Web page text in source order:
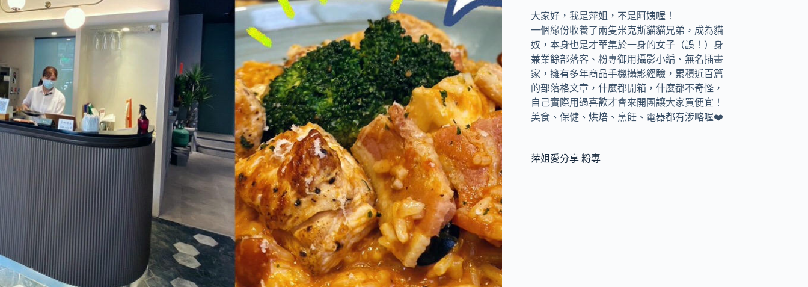
大家好，我是萍姐，不是阿姨喔！
一個緣份收養了兩隻米克斯貓貓兄弟，成為貓
奴，本身也是才華集於一身的女子（誤！）身
兼業餘部落客、粉專御用攝影小編、無名插畫
家，擁有多年商品手機攝影經驗，累積近百篇
的部落格文章，什麼都開箱，什麼都不奇怪，
自己實際用過喜歡才會來開團讓大家買便宜！
美食、保健、烘焙、烹飪、電器都有涉略喔❤️
萍姐愛分享 粉專